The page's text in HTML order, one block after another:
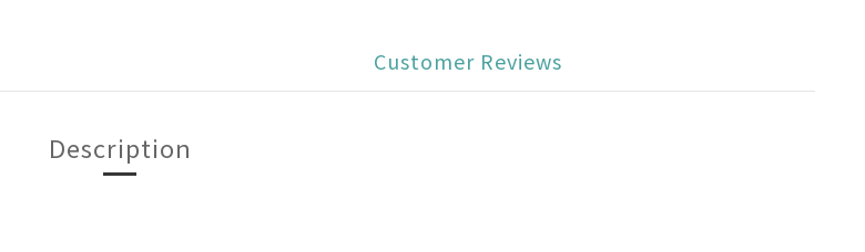
Customer Reviews
Description